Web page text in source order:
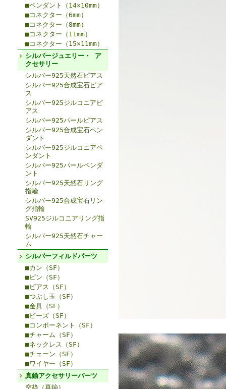
■ペンダント（14×10mm）
■コネクター（6mm）
■コネクター（8mm）
■コネクター（11mm）
■コネクター（15×11mm）
シルバージュエリー・ ア
クセサリー
シルバー925天然石ピアス
シルバー925合成宝石ピア
ス
シルバー925ジルコニアピ
アス
シルバー925パールピアス
シルバー925合成宝石ペン
ダント
シルバー925ジルコニアペ
ンダント
シルバー925パールペンダ
ント
シルバー925天然石リング
指輪
シルバー925合成宝石リン
グ指輪
SV925ジルコニアリング指
輪
シルバー925天然石チャー
ム
シルバーフィルドパーツ
■カン（SF）
■ピン（SF）
■ピアス（SF）
■つぶし玉（SF）
■金具（SF）
■ビーズ（SF）
■コンポーネント（SF）
■チャーム（SF）
■ネックレス（SF）
■チェーン（SF）
■ワイヤー（SF）
真鍮アクセサリーパーツ
空枠（真鍮）